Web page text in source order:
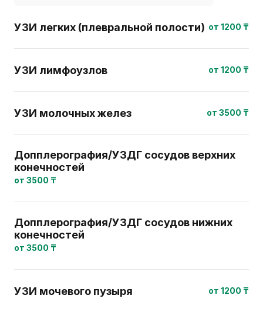
УЗИ легких (плевральной полости) от 1200 ₸
УЗИ лимфоузлов от 1200 ₸
УЗИ молочных желез от 3500 ₸
Допплерография/УЗДГ сосудов верхних
конечностей
от 3500 ₸
Допплерография/УЗДГ сосудов нижних
конечностей
от 3500 ₸
УЗИ мочевого пузыря от 1200 ₸